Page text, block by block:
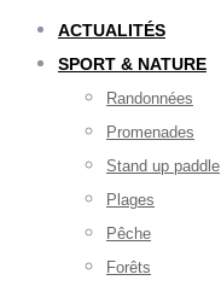
ACTUALITÉS
SPORT & NATURE
Randonnées
Promenades
Stand up paddle
Plages
Pêche
Forêts